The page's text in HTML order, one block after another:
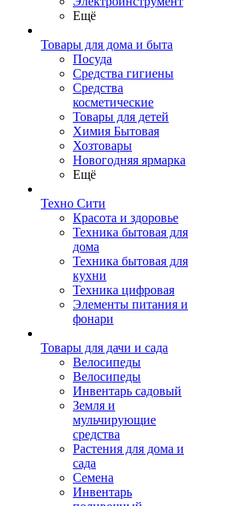
Ещё
Товары для дома и быта
Посуда
Средства гигиены
Средства
косметические
Товары для детей
Химия Бытовая
Хозтовары
Новогодняя ярмарка
Ещё
Техно Сити
Красота и здоровье
Техника бытовая для
дома
Техника бытовая для
кухни
Техника цифровая
Элементы питания и
фонари
Товары для дачи и сада
Велосипеды
Велосипеды
Инвентарь садовый
Земля и
мульчирующие
средства
Растения для дома и
сада
Семена
Инвентарь